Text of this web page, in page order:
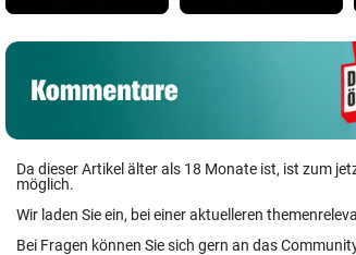
Da dieser Artikel älter als 18 Monate ist, ist zum
möglich.
Wir laden Sie ein, bei einer aktuelleren
Bei Fragen können Sie sich gern an das